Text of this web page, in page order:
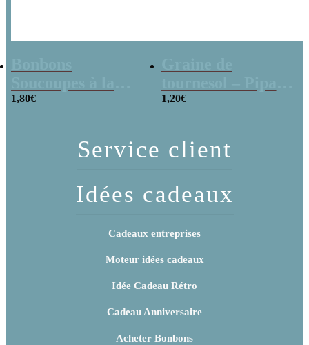
poudre (x20)
1,80€
x 3
1,20€
Service client
Idées cadeaux
Cadeaux entreprises
Moteur idées cadeaux
Idée Cadeau Rétro
Cadeau Anniversaire
Acheter Bonbons